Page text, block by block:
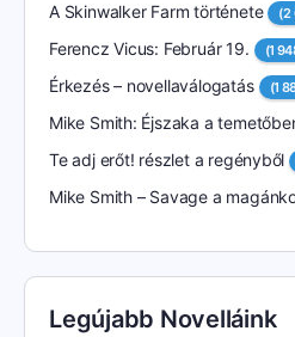
A Skinwalker Farm története (2
Ferencz Vicus: Február 19. (1
Érkezés – novellaválogatás (1
Mike Smith: Éjszaka a
Te adj erőt! részlet a regényből
Mike Smith – Savage a
Legújabb Novelláink